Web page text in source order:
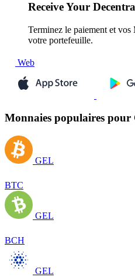
ReceiveYour
Terminez le paiement et
votre portefeuille.
Web
Monnaies populaires
GEL
BTC
GEL
BCH
GEL